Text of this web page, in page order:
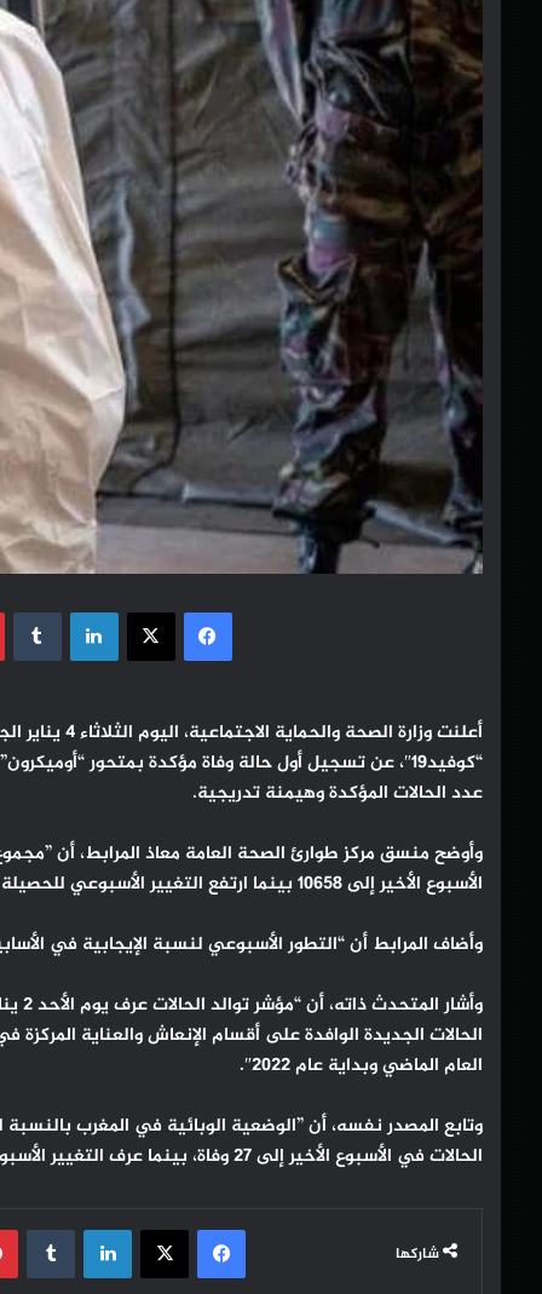
فيسبوك‫X لينكدإن‏Tumblr
أعلنت وزارة
عدد الحالات المؤكدة وهيمنة تدريجية.
الأسبوع الأخير إلى 10658 بينما ارتفع التغيير الأسبوعي للحصيلة الوبائية بنسبة 222,5”.
وأضاف المرابط أن “التطور الأسبوعي لنسبة الإيجابية في الأسابيع
الحالات الجديدة الوافدة على أقسام الإنعاش والعناية المركزة
العام الماضي وبداية عام 2022″.
الحالات في الأسبوع الأخير إلى 27 وفاة، بينما عرف التغيير الأسبوعي ارتفاعا بزيادة 8 وفيات”.
شاركها
فيسبوك‫X لينكدإن‏Tumblr